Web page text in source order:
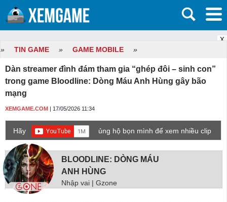
X
» TIN GAME » GAME MOBILE »
Dàn streamer đình đám tham gia “ghép đôi – sinh con”
trong game Bloodline: Dòng Máu Anh Hùng gây bão
mạng
XEMGAME.COM | 17/05/2026 11:34
Hãy
ủng hộ bọn mình để xem nhiều clip
game mới hơn nhé!
BLOODLINE: DÒNG MÁU
ANH HÙNG
Nhập vai | Gzone